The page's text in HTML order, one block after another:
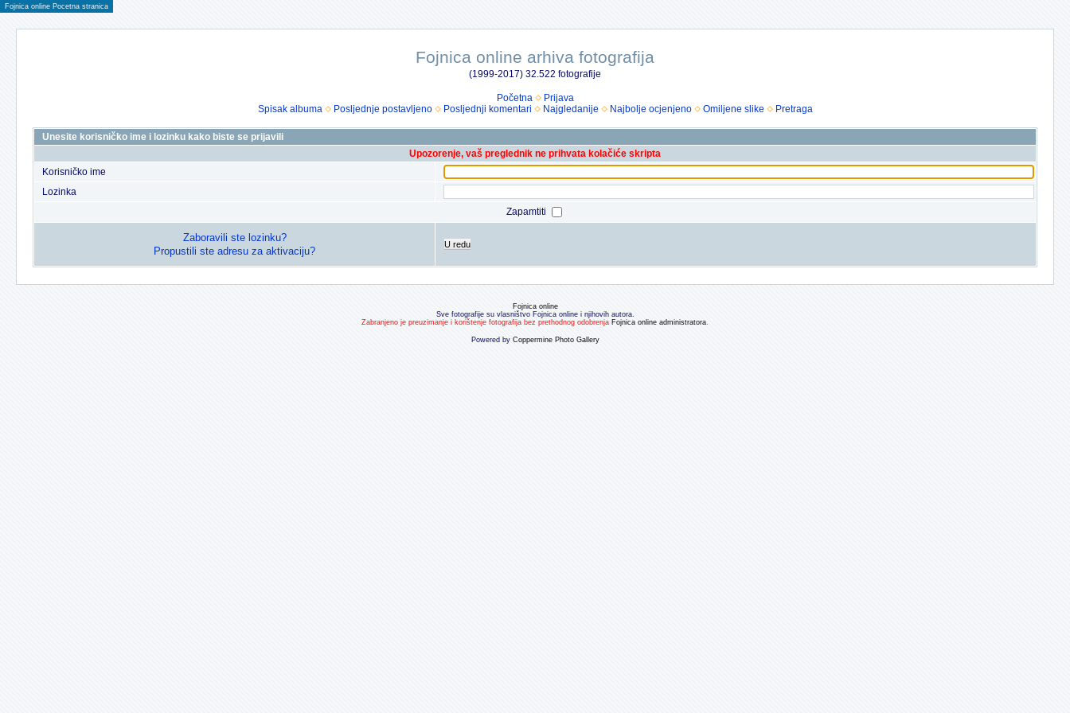
Fojnica online Pocetna stranica
Fojnica online arhiva fotografija
(1999-2017) 32.522 fotografije
Početna
Prijava
Spisak albuma
Posljednje postavljeno Posljednji komentari Najgledanije Najbolje ocjenjeno Omiljene slike Pretraga
Unesite korisničko ime i lozinku kako biste se prijavili
Upozorenje, vaš preglednik ne prihvata kolačiće skripta
Korisničko ime
Lozinka
Zapamtiti
Zaboravili ste lozinku?
Propustili ste adresu za aktivaciju?
U redu
Fojnica online
Sve fotografije su vlasništvo Fojnica online i njihovih autora.
Zabranjeno je preuzimanje i korištenje fotografija bez prethodnog odobrenja Fojnica online administratora.
Powered by Coppermine Photo Gallery